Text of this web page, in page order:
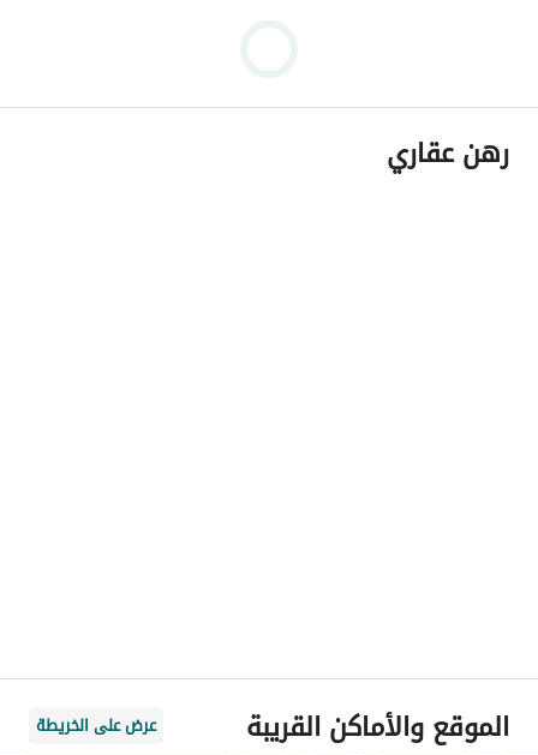
رهن عقاري
الموقع والأماكن القريبة عرض على الخريطة